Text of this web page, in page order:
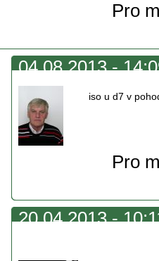
Pro
04.08.2013 -
iso u d7 v
Pro
20.04.2013 -